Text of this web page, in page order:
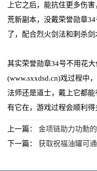
上它之后，能抗住更多伤
荒新副本，没戴荣誉勋章
了，配合烈火剑法和刺杀
其实荣誉勋章34号不用花
(www.sxxdsd.cn)戏过程中
法师还是道士，戴上它都
有它在，游戏过程会顺利得
上一篇： 金项链助力功勳
下一篇： 获取祝福油罐可